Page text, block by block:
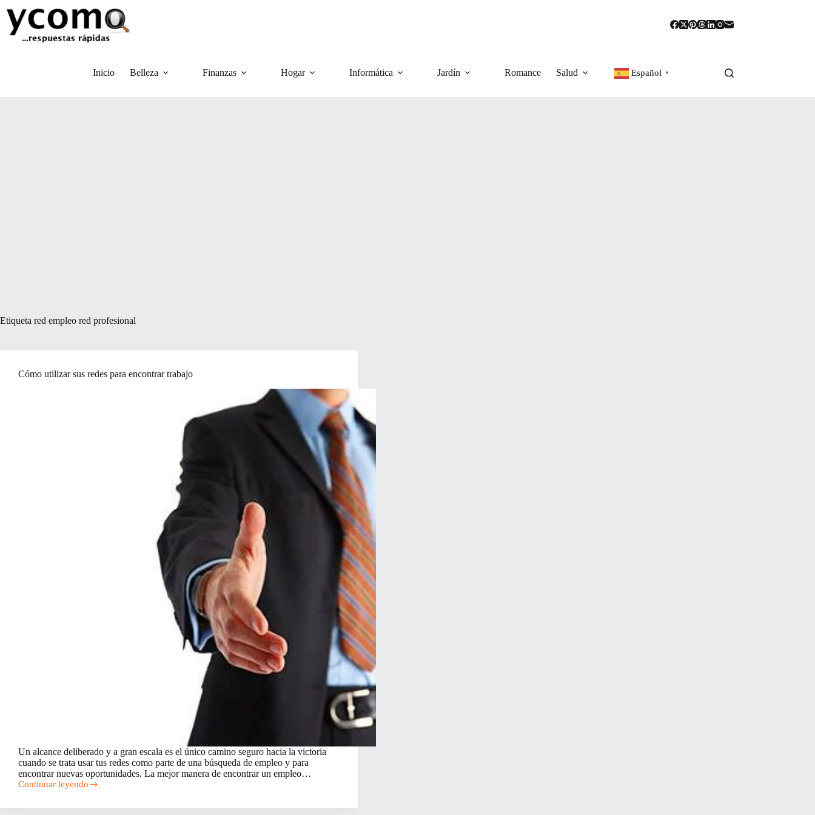
contenido
Inicio Belleza Finanzas Hogar Informática Jardín Romance Salud Español ▼
Etiqueta red empleo red profesional
Cómo utilizar sus redes para encontrar trabajo
Un alcance deliberado y a gran escala es el único camino seguro hacia la victoria
cuando se trata usar tus redes como parte de una búsqueda de empleo y para
encontrar nuevas oportunidades. La mejor manera de encontrar un empleo…
Continuar leyendo
Cómo
sus